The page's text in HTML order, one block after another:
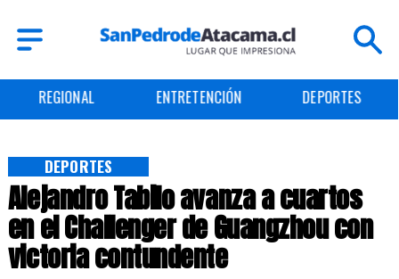
REGIONAL ENTRETENCIÓN DEPORTES
Alejandro Tabilo avanza a cuartos
en el Challenger de Guangzhou con
victoria contundente
DEPORTES